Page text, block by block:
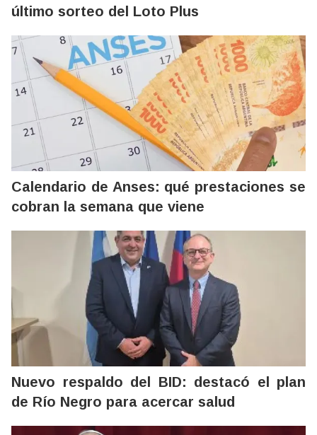
último sorteo del Loto Plus
Calendario de Anses: qué prestaciones se
cobran la semana que viene
Nuevo respaldo del BID: destacó el plan
de Río Negro para acercar salud